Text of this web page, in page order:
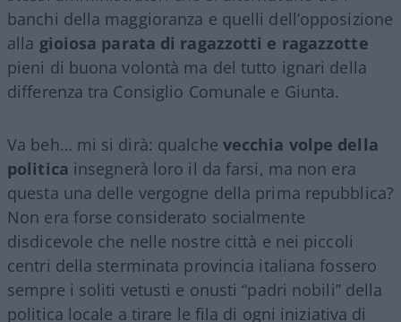
banchi della maggioranza e quelli dell’opposizione
alla gioiosa parata di ragazzotti e ragazzotte
pieni di buona volontà ma del tutto ignari della
differenza tra Consiglio Comunale e Giunta.
Va beh… mi si dirà: qualche vecchia volpe della
politica insegnerà loro il da farsi, ma non era
questa una delle vergogne della prima repubblica?
Non era forse considerato socialmente
disdicevole che nelle nostre città e nei piccoli
centri della sterminata provincia italiana fossero
sempre i soliti vetusti e onusti “padri nobili” della
politica locale a tirare le fila di ogni iniziativa di